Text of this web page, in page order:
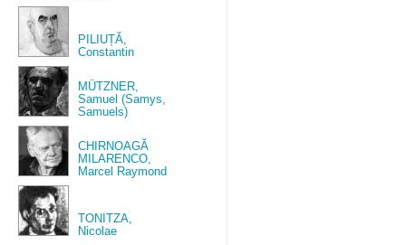
PILIUȚĂ,
Constantin
MÜTZNER,
Samuel (Samys,
Samuels)
CHIRNOAGĂ
MILARENCO,
Marcel Raymond
TONITZA,
Nicolae